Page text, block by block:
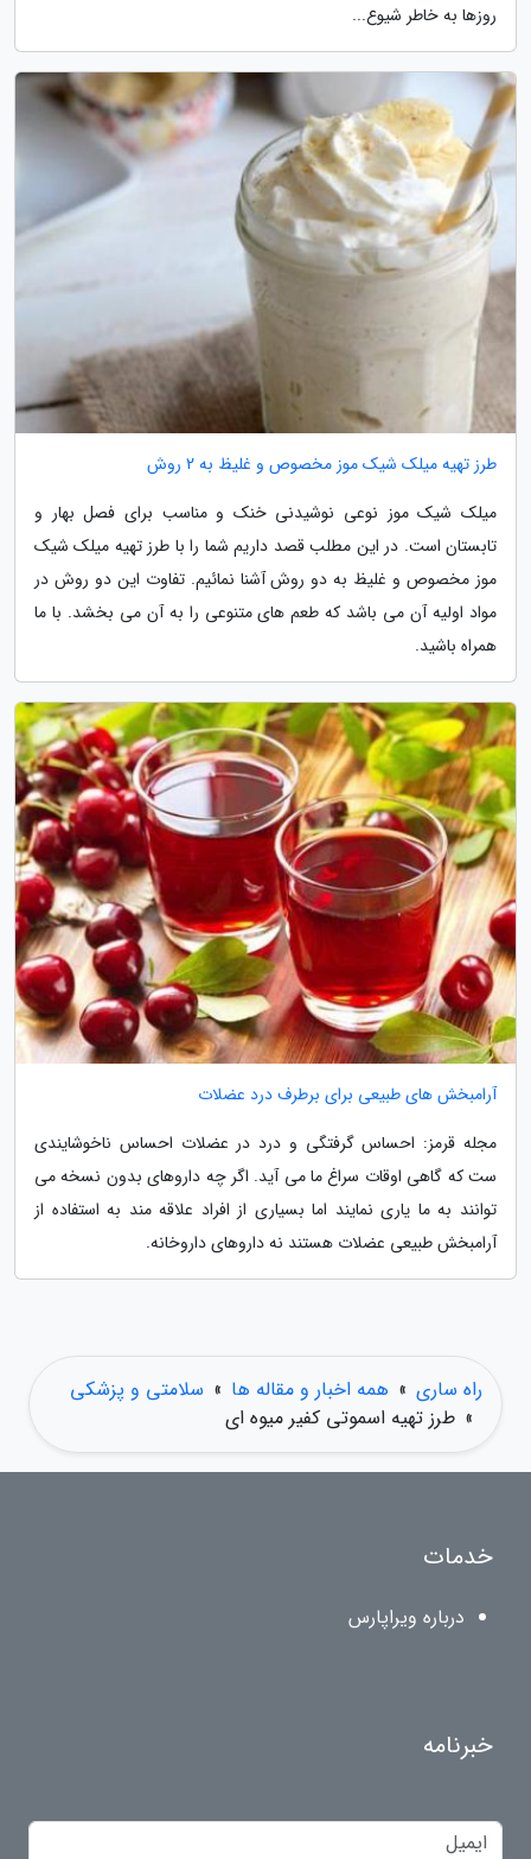
روزها به خاطر شیوع...
طرز تهیه میلک شیک موز مخصوص و غلیظ به 2 روش
میلک شیک موز نوعی نوشیدنی خنک و مناسب برای فصل بهار و
تابستان است. در این مطلب قصد داریم شما را با طرز تهیه میلک شیک
موز مخصوص و غلیظ به دو روش آشنا نمائیم. تفاوت این دو روش در
مواد اولیه آن می باشد که طعم های متنوعی را به آن می بخشد. با ما
همراه باشید.
آرامبخش های طبیعی برای برطرف درد عضلات
مجله قرمز: احساس گرفتگی و درد در عضلات احساس ناخوشایندی
ست که گاهی اوقات سراغ ما می آید. اگر چه داروهای بدون نسخه می
توانند به ما یاری نمایند اما بسیاری از افراد علاقه مند به استفاده از
آرامبخش طبیعی عضلات هستند نه داروهای داروخانه.
راه ساری » همه اخبار و مقاله ها » سلامتی و پزشکی
» طرز تهیه اسموتی کفیر میوه ای
خدمات
درباره ویراپارس
خبرنامه